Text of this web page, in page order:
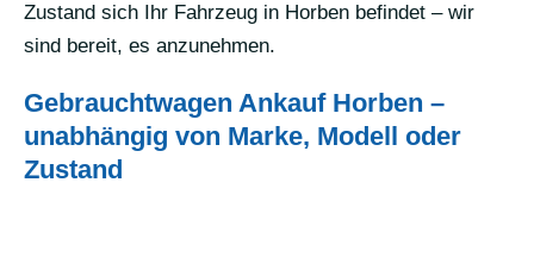
Zustand sich Ihr Fahrzeug in Horben befindet – wir
sind bereit, es anzunehmen.
Gebrauchtwagen Ankauf Horben –
unabhängig von Marke, Modell oder
Zustand